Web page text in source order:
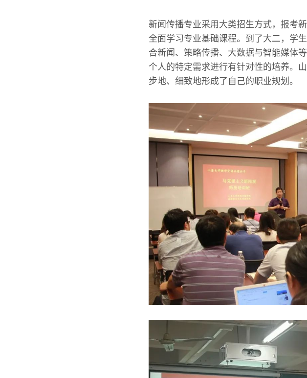
新闻传播专业采用大类招生方式，报考
全面学习专业基础课程。到了大二，学
合新闻、策略传播、大数据与智能媒体
个人的特定需求进行有针对性的培养。
步地、细致地形成了自己的职业规划。